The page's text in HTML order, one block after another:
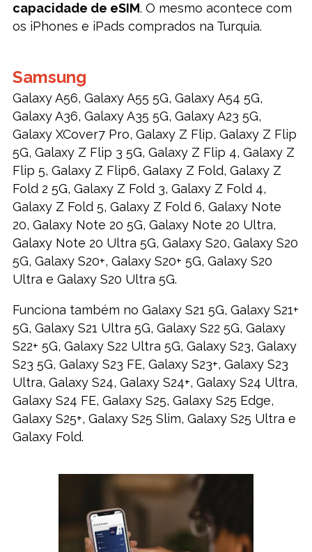
capacidade de eSIM. O mesmo acontece com
os iPhones e iPads comprados na Turquia.
Samsung
Galaxy A56, Galaxy A55 5G, Galaxy A54 5G,
Galaxy A36, Galaxy A35 5G, Galaxy A23 5G,
Galaxy XCover7 Pro, Galaxy Z Flip, Galaxy Z Flip
5G, Galaxy Z Flip 3 5G, Galaxy Z Flip 4, Galaxy Z
Flip 5, Galaxy Z Flip6, Galaxy Z Fold, Galaxy Z
Fold 2 5G, Galaxy Z Fold 3, Galaxy Z Fold 4,
Galaxy Z Fold 5, Galaxy Z Fold 6, Galaxy Note
20, Galaxy Note 20 5G, Galaxy Note 20 Ultra,
Galaxy Note 20 Ultra 5G, Galaxy S20, Galaxy S20
5G, Galaxy S20+, Galaxy S20+ 5G, Galaxy S20
Ultra e Galaxy S20 Ultra 5G.
Funciona também no Galaxy S21 5G, Galaxy S21+
5G, Galaxy S21 Ultra 5G, Galaxy S22 5G, Galaxy
S22+ 5G, Galaxy S22 Ultra 5G, Galaxy S23, Galaxy
S23 5G, Galaxy S23 FE, Galaxy S23+, Galaxy S23
Ultra, Galaxy S24, Galaxy S24+, Galaxy S24 Ultra,
Galaxy S24 FE, Galaxy S25, Galaxy S25 Edge,
Galaxy S25+, Galaxy S25 Slim, Galaxy S25 Ultra e
Galaxy Fold.